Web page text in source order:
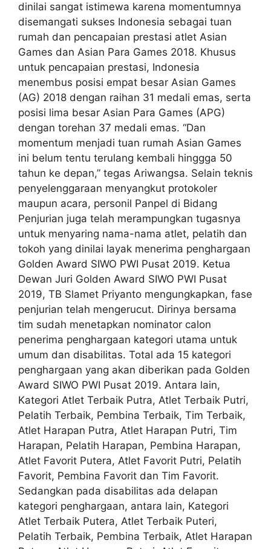
dinilai sangat istimewa karena momentumnya
disemangati sukses Indonesia sebagai tuan
rumah dan pencapaian prestasi atlet Asian
Games dan Asian Para Games 2018. Khusus
untuk pencapaian prestasi, Indonesia
menembus posisi empat besar Asian Games
(AG) 2018 dengan raihan 31 medali emas, serta
posisi lima besar Asian Para Games (APG)
dengan torehan 37 medali emas. “Dan
momentum menjadi tuan rumah Asian Games
ini belum tentu terulang kembali hinggga 50
tahun ke depan,” tegas Ariwangsa. Selain teknis
penyelenggaraan menyangkut protokoler
maupun acara, personil Panpel di Bidang
Penjurian juga telah merampungkan tugasnya
untuk menyaring nama-nama atlet, pelatih dan
tokoh yang dinilai layak menerima penghargaan
Golden Award SIWO PWI Pusat 2019. Ketua
Dewan Juri Golden Award SIWO PWI Pusat
2019, TB Slamet Priyanto mengungkapkan, fase
penjurian telah mengerucut. Dirinya bersama
tim sudah menetapkan nominator calon
penerima penghargaan kategori utama untuk
umum dan disabilitas. Total ada 15 kategori
penghargaan yang akan diberikan pada Golden
Award SIWO PWI Pusat 2019. Antara lain,
Kategori Atlet Terbaik Putra, Atlet Terbaik Putri,
Pelatih Terbaik, Pembina Terbaik, Tim Terbaik,
Atlet Harapan Putra, Atlet Harapan Putri, Tim
Harapan, Pelatih Harapan, Pembina Harapan,
Atlet Favorit Putera, Atlet Favorit Putri, Pelatih
Favorit, Pembina Favorit dan Tim Favorit.
Sedangkan pada disabilitas ada delapan
kategori penghargaan, antara lain, Kategori
Atlet Terbaik Putera, Atlet Terbaik Puteri,
Pelatih Terbaik, Pembina Terbaik, Atlet Harapan